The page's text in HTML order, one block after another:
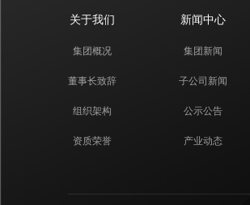
关于我们
集团概况
董事长致辞
组织架构
资质荣誉
新闻中心
集团新闻
子公司新闻
公示公告
产业动态